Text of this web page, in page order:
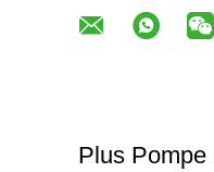
Plus Pompe